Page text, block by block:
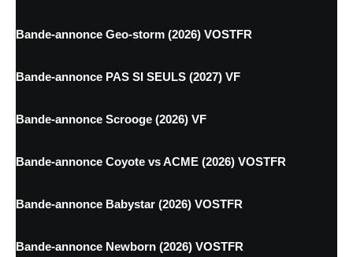
Bande-annonce Geo-storm (2026) VOSTFR
Bande-annonce PAS SI SEULS (2027) VF
Bande-annonce Scrooge (2026) VF
Bande-annonce Coyote vs ACME (2026) VOSTFR
Bande-annonce Babystar (2026) VOSTFR
Bande-annonce Newborn (2026) VOSTFR